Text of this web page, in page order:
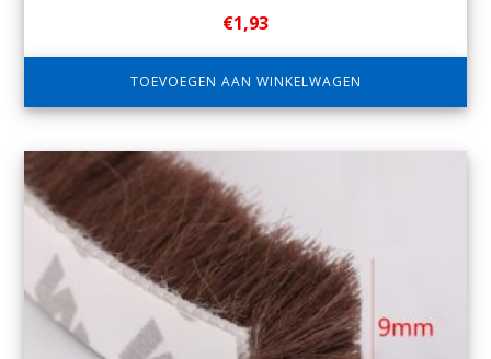
€1,93
TOEVOEGEN AAN WINKELWAGEN